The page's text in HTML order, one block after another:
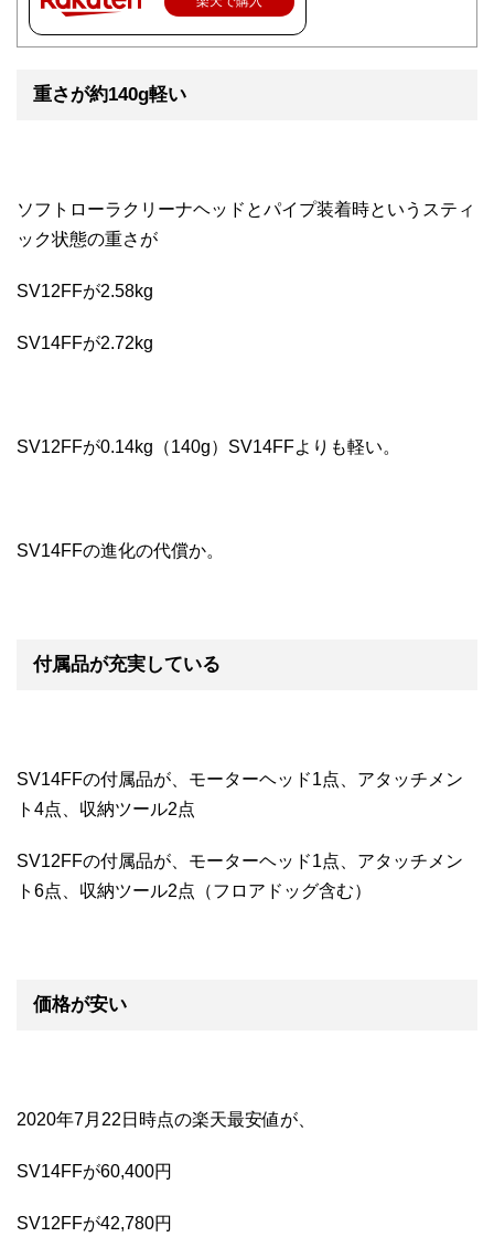
重さが約140g軽い
ソフトローラクリーナヘッドとパイプ装着時というスティ
ック状態の重さが
SV12FFが2.58kg
SV14FFが2.72kg
SV12FFが0.14kg（140g）SV14FFよりも軽い。
SV14FFの進化の代償か。
付属品が充実している
SV14FFの付属品が、モーターヘッド1点、アタッチメン
ト4点、収納ツール2点
SV12FFの付属品が、モーターヘッド1点、アタッチメン
ト6点、収納ツール2点（フロアドッグ含む）
価格が安い
2020年7月22日時点の楽天最安値が、
SV14FFが60,400円
SV12FFが42,780円